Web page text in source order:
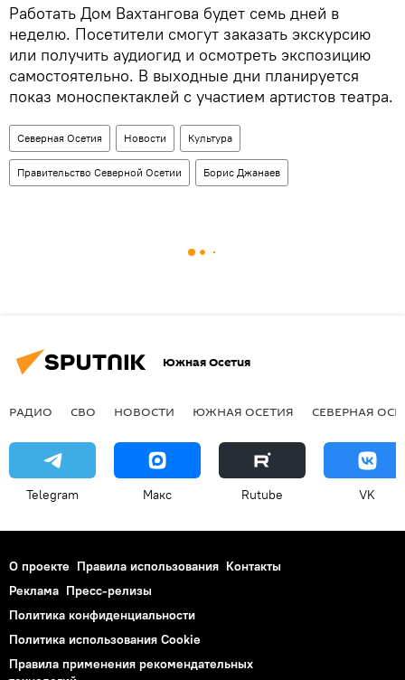
Работать Дом Вахтангова будет семь дней в
неделю. Посетители смогут заказать экскурсию
или получить аудиогид и осмотреть экспозицию
самостоятельно. В выходные дни планируется
показ моноспектаклей с участием артистов театра.
Северная Осетия Новости Культура
Правительство Северной Осетии Борис Джанаев
Южная Осетия
РАДИО СВО НОВОСТИ ЮЖНАЯ ОСЕТИЯ СЕВЕРНАЯ
Telegram Макс Rutube VK
О проекте Правила использования Контакты
Реклама Пресс-релизы
Политика конфиденциальности
Политика использования Cookie
Правила применения рекомендательных